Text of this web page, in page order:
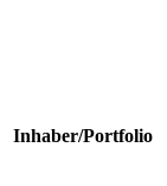
Inhaber/Portfolio